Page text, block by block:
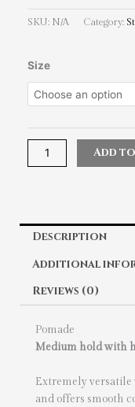
SKU: N/A Category:
Size
American
Crew
Pomade
Add
Description
Additional
Reviews (0)
Pomade
Medium hold with
Extremely versatile
and offers smooth